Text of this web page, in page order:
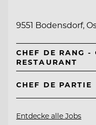
9551 Bodensdorf,
CHEF DE RANG -
RESTAURANT
CHEF DE PARTIE
Entdecke alle Jobs